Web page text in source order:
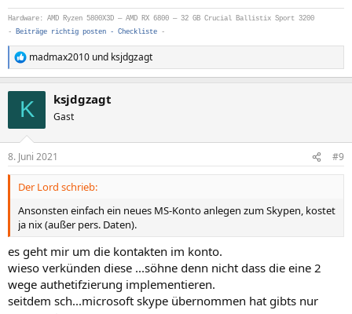
Hardware: AMD Ryzen 5800X3D — AMD RX 6800 — 32 GB Crucial Ballistix Sport 3200
- Beiträge richtig posten - Checkliste -
R
e
e
n
madmax2010 und ksjdgzagt
K ksjdgzagt
Gast
8. Juni 2021 #9
Der Lord schrieb:
Ansonsten einfach ein neues MS-Konto anlegen zum Skypen, kostet
ja nix (außer pers. Daten).
es geht mir um die kontakten im konto.
wieso verkünden diese ...söhne denn nicht dass die eine 2
wege authetifzierung implementieren.
seitdem sch...microsoft skype übernommen hat gibts nur